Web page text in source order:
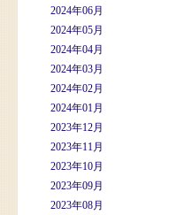
2024年06月
2024年05月
2024年04月
2024年03月
2024年02月
2024年01月
2023年12月
2023年11月
2023年10月
2023年09月
2023年08月